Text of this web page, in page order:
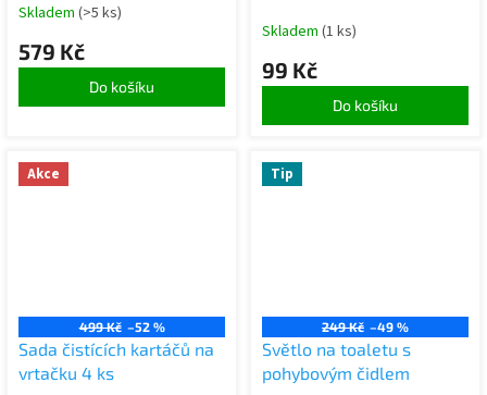
Skladem (>5 ks)
579 Kč
Do košíku
Skladem (1 ks)
99 Kč
Do košíku
Akce
499 Kč –52 %
Sada čistících kartáčů na
vrtačku 4 ks
Tip
249 Kč –49 %
Světlo na toaletu s
pohybovým čidlem